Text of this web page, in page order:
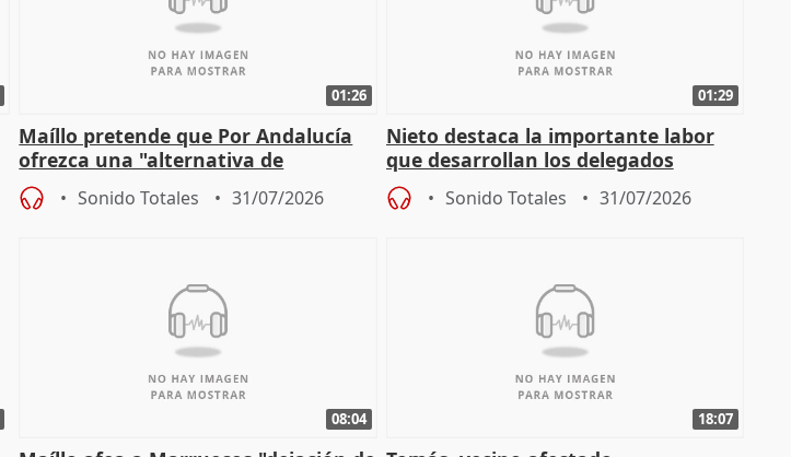
01:26
Maíllo pretende que Por Andalucía
ofrezca una "alternativa de
gobierno" con su labor de oposición
Sonido Totales 31/07/2026
01:29
Nieto destaca la importante labor
que desarrollan los delegados
territoriales de la Junta
Sonido Totales 31/07/2026
08:04 18:07